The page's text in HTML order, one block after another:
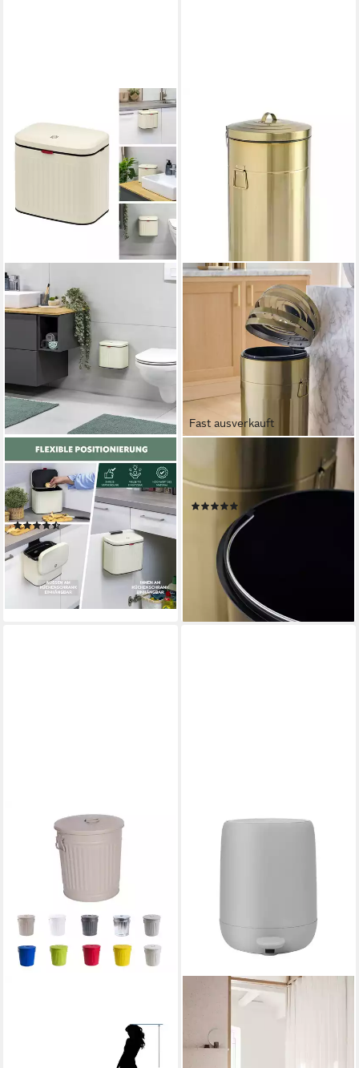
ELUNO
Mülleimer Küchen- und
Badabfalleimer, 3 Liter
Fassungsvermögen
(22)
ab 28,99 € 37,99 €
-24%
lieferbar - in 2-3 Werktagen bei dir
Fast ausverkauft
Mülleimer Vintage Abfalleimer
mit Softclose-Deckel, 30 L
(2)
95,00 €
lieferbar - in 2-3 Werktagen bei dir